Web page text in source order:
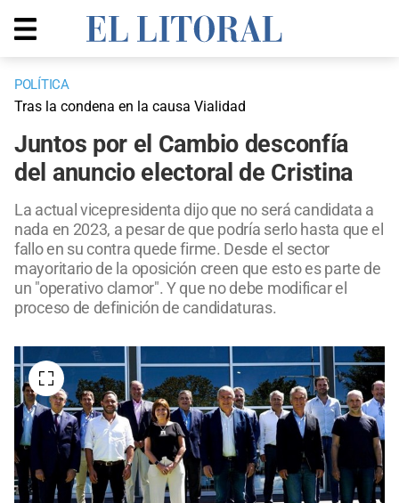
POLÍTICA
Tras la condena en la causa Vialidad
Juntos por el Cambio desconfía
del anuncio electoral de Cristina
La actual vicepresidenta dijo que no será candidata a
nada en 2023, a pesar de que podría serlo hasta que el
fallo en su contra quede firme. Desde el sector
mayoritario de la oposición creen que esto es parte de
un "operativo clamor". Y que no debe modificar el
proceso de definición de candidaturas.